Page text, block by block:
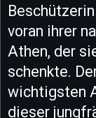
voran ihrer
Athen, der
schenkte.
wichtigsten
dieser